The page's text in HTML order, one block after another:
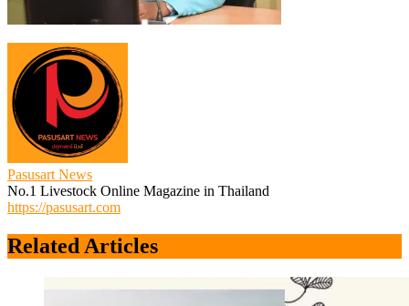
Pasusart News
No.1 Livestock Online Magazine in Thailand
https://pasusart.com
Related Articles